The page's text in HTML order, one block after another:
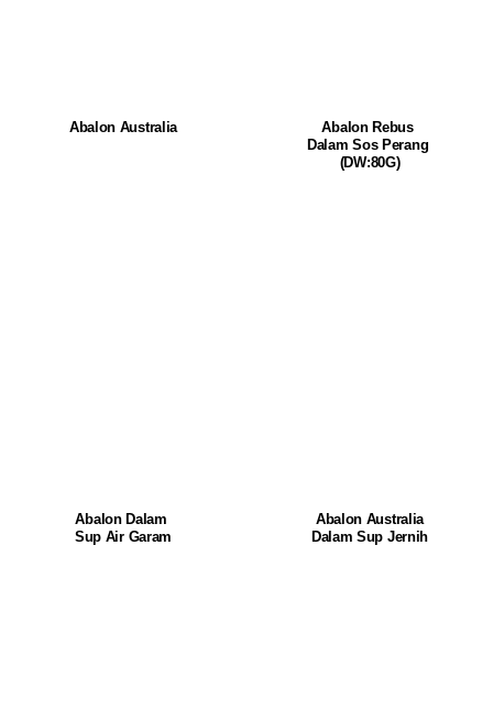
Abalon Australia
Abalon Rebus
Dalam Sos Perang
(DW:80G)
Abalon Dalam
Sup Air Garam
Abalon Australia
Dalam Sup Jernih